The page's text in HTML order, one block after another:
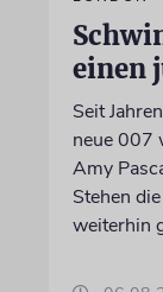
einen
Seit
neue 007
Amy
Stehen
weiterhin